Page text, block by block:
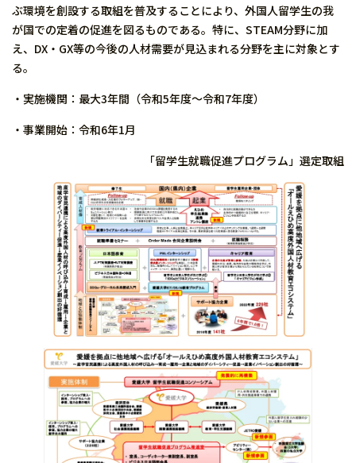
ぶ環境を創設する取組を普及することにより、外国人留学生の我
が国での定着の促進を図るものである。特に、STEAM分野に加
え、DX・GX等の今後の人材需要が見込まれる分野を主に対象とす
る。
・実施機関：最大3年間（令和5年度～令和7年度）
・事業開始：令和6年1月
「留学生就職促進プログラム」選定取組